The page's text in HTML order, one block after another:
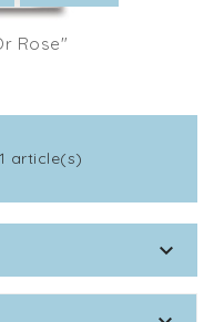
Rose"
article(s)
